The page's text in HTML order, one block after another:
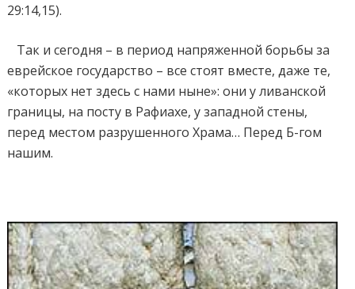
29:14,15).
Так и сегодня – в период напряженной борьбы за
еврейское государство – все стоят вместе, даже те,
«которых нет здесь с нами ныне»: они у ливанской
границы, на посту в Рафиахе, у западной стены,
перед местом разрушенного Храма… Перед Б-гом
нашим.